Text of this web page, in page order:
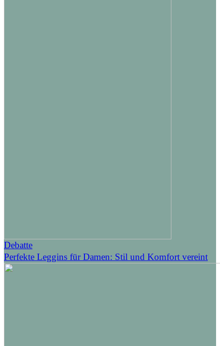
Debatte
Perfekte Leggins für Damen: Stil und Komfort vereint